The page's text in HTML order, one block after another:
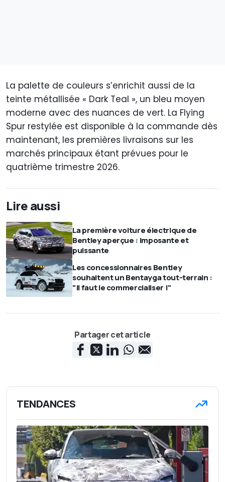
La palette de couleurs s’enrichit aussi de la
teinte métallisée « Dark Teal », un bleu moyen
moderne avec des nuances de vert. La Flying
Spur restylée est disponible à la commande dès
maintenant, les premières livraisons sur les
marchés principaux étant prévues pour le
quatrième trimestre 2026.
Lire aussi
La première voiture électrique de
Bentley aperçue : imposante et
puissante
Les concessionnaires Bentley
souhaitent un Bentayga tout-terrain :
"Il faut le commercialiser !"
Partager cet article
TENDANCES